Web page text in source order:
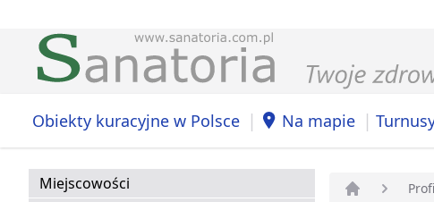
Obiekty kuracyjne w Polsce | Na mapie |
Miejscowości